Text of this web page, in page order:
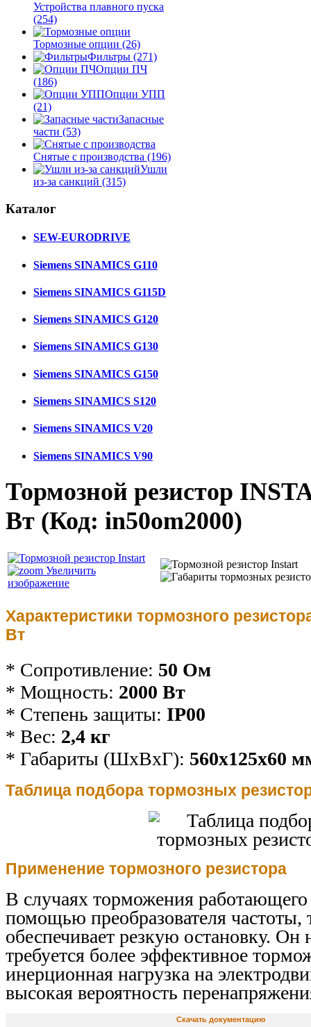
Устройства плавного пуска
(254)
Тормозные опции (26)
Фильтры (271)
Опции ПЧ
(186)
Опции УПП
(21)
Запасные
части (53)
Снятые с производства (196)
Ушли
из-за санкций (315)
Каталог
SEW-EURODRIVE
Siemens SINAMICS G110
Siemens SINAMICS G115D
Siemens SINAMICS G120
Siemens SINAMICS G130
Siemens SINAMICS G150
Siemens SINAMICS S120
Siemens SINAMICS V20
Siemens SINAMICS V90
Тормозной резистор
Вт (Код: in50om2000)
Увеличить
изображение
Характеристики тормозного
Вт
* Сопротивление: 50 Ом
* Мощность: 2000 Вт
* Степень защиты: IP00
* Вес: 2,4 кг
* Габариты (ШхВхГ): 560х125х60
Таблица подбора тормозных
Применение тормозного резистора
В случаях торможения работающего
помощью преобразователя частоты,
обеспечивает резкую остановку. Он
требуется более эффективное
инерционная нагрузка на
высокая вероятность
Скачать документацию